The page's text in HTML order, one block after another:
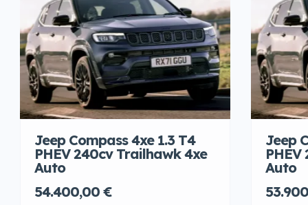
Jeep Compass 4xe 1.3 T4
PHEV 240cv Trailhawk 4xe
Auto
54.400,00 €
Jeep
Auto